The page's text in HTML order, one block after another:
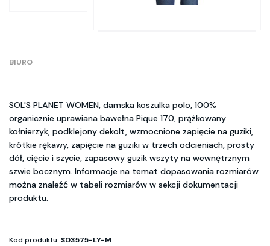
BIURO
SOL'S PLANET WOMEN, damska koszulka polo, 100%
organicznie uprawiana bawełna Pique 170, prążkowany
kołnierzyk, podklejony dekolt, wzmocnione zapięcie na guziki,
krótkie rękawy, zapięcie na guziki w trzech odcieniach, prosty
dół, cięcie i szycie, zapasowy guzik wszyty na wewnętrznym
szwie bocznym. Informacje na temat dopasowania rozmiarów
można znaleźć w tabeli rozmiarów w sekcji dokumentacji
produktu.
Kod produktu: S03575-LY-M